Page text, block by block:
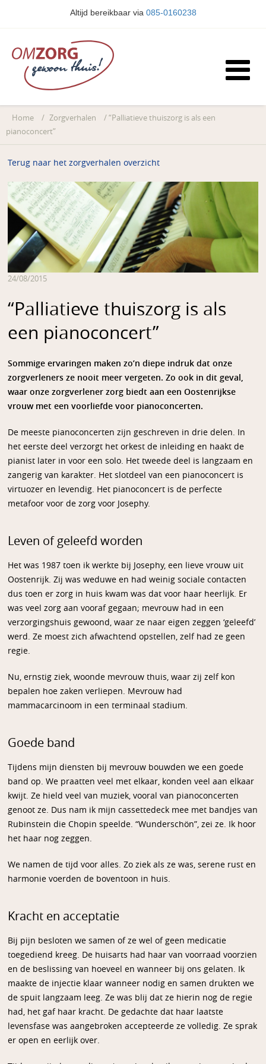
Altijd bereikbaar via 085-0160238
Home / Zorgverhalen / “Palliatieve thuiszorg is als een
pianoconcert”
Terug naar het zorgverhalen overzicht
24/08/2015
“Palliatieve thuiszorg is als
een pianoconcert”
Sommige ervaringen maken zo’n diepe indruk dat onze
zorgverleners ze nooit meer vergeten. Zo ook in dit geval,
waar onze zorgverlener zorg biedt aan een Oostenrijkse
vrouw met een voorliefde voor pianoconcerten.
De meeste pianoconcerten zijn geschreven in drie delen. In
het eerste deel verzorgt het orkest de inleiding en haakt de
pianist later in voor een solo. Het tweede deel is langzaam en
zangerig van karakter. Het slotdeel van een pianoconcert is
virtuozer en levendig. Het pianoconcert is de perfecte
metafoor voor de zorg voor Josephy.
Leven of geleefd worden
Het was 1987 toen ik werkte bij Josephy, een lieve vrouw uit
Oostenrijk. Zij was weduwe en had weinig sociale contacten
dus toen er zorg in huis kwam was dat voor haar heerlijk. Er
was veel zorg aan vooraf gegaan; mevrouw had in een
verzorgingshuis gewoond, waar ze naar eigen zeggen ‘geleefd’
werd. Ze moest zich afwachtend opstellen, zelf had ze geen
regie.
Nu, ernstig ziek, woonde mevrouw thuis, waar zij zelf kon
bepalen hoe zaken verliepen. Mevrouw had
mammacarcinoom in een terminaal stadium.
Goede band
Tijdens mijn diensten bij mevrouw bouwden we een goede
band op. We praatten veel met elkaar, konden veel aan elkaar
kwijt. Ze hield veel van muziek, vooral van pianoconcerten
genoot ze. Dus nam ik mijn cassettedeck mee met bandjes van
Rubinstein die Chopin speelde. “Wunderschön”, zei ze. Ik hoor
het haar nog zeggen.
We namen de tijd voor alles. Zo ziek als ze was, serene rust en
harmonie voerden de boventoon in huis.
Kracht en acceptatie
Bij pijn besloten we samen of ze wel of geen medicatie
toegediend kreeg. De huisarts had haar van voorraad voorzien
en de beslissing van hoeveel en wanneer bij ons gelaten. Ik
maakte de injectie klaar wanneer nodig en samen drukten we
de spuit langzaam leeg. Ze was blij dat ze hierin nog de regie
had, het gaf haar kracht. De gedachte dat haar laatste
levensfase was aangebroken accepteerde ze volledig. Ze sprak
er open en eerlijk over.